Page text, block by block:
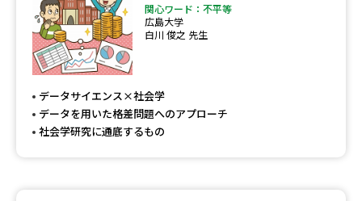
デジタルパンフレット 進路の３択
新学年スタート号特集ページ
（高3生用）
SELFBRAND特集ページ
関心ワード：不平等
広島大学
白川 俊之 先生
データサイエンス×社会学
データを用いた格差問題へのアプローチ
社会学研究に通底するもの